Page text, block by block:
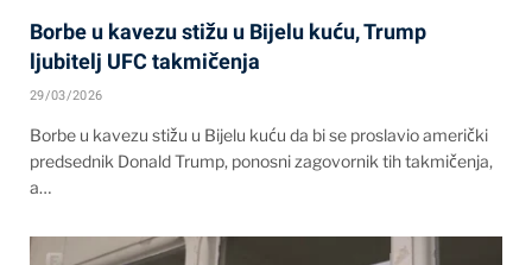
Borbe u kavezu stižu u Bijelu kuću, Trump
ljubitelj UFC takmičenja
29/03/2026
Borbe u kavezu stižu u Bijelu kuću da bi se proslavio američki
predsednik Donald Trump, ponosni zagovornik tih takmičenja,
a…